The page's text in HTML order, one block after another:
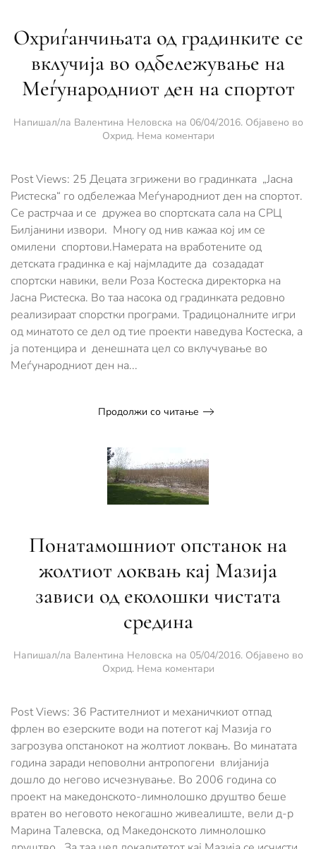
Охриѓанчињата од градинките се
вклучија во одбележување на
Меѓународниот ден на спортoт
Напишал/ла Валентина Неловска на 06/04/2016. Објавено во
Охрид. Нема коментариза
градинките
се
вклучија
во
одбележување
на
Меѓународниот
ден
на
спортoт
Post Views: 25 Децата згрижени во градинката „Јасна
Ристеска“ го одбележаа Меѓународниот ден на спортот.
Се растрчаа и се дружеа во спортската сала на СРЦ
Билјанини извори. Многу од нив кажаа кој им се
омилени спортови.Намерата на вработените од
детската градинка е кај најмладите да созададат
спортски навики, вели Роза Костеска директорка на
Јасна Ристеска. Во таа насока од градинката редовно
реализираат спорстки програми. Традицоналните игри
од минатото се дел од тие проекти наведува Костеска, а
ја потенцира и денешната цел со вклучување во
Меѓународниот ден на...
Продолжи со читање
Понатамошниот опстанок на
жолтиот локвањ кај Мазија
зависи од еколошки чистата
средина
Напишал/ла Валентина Неловска на 05/04/2016. Објавено во
Охрид. Нема коментариза
на
жолтиот
локвањ
кај
Мазија
зависи
еколошки
чистата
средина
Post Views: 36 Растителниот и механичкиот отпад
фрлен во езерските води на потегот кај Мазија го
загрозува опстанокот на жолтиот локвањ. Во минатата
година заради неповолни антропогени влијанија
дошло до негово исчезнување. Во 2006 година со
проект на македонското-лимнолошко друштво беше
вратен во неговото некогашно живеалиште, вели д-р
Марина Талевска, од Македонското лимнолошко